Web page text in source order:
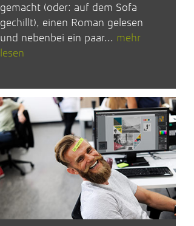
gemacht (oder: auf dem Sofa
gechillt), einen Roman gelesen
und nebenbei ein paar... mehr
lesen